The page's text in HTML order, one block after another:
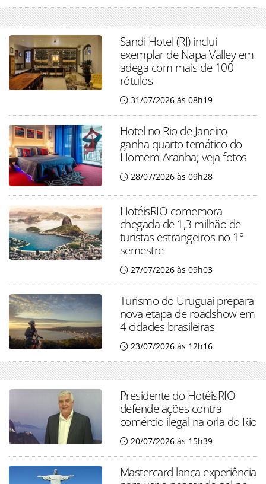
Sandi Hotel (RJ) inclui
exemplar de Napa Valley em
adega com mais de 100
rótulos
31/07/2026 às 08h19
Hotel no Rio de Janeiro
ganha quarto temático do
Homem-Aranha; veja fotos
28/07/2026 às 09h28
HotéisRIO comemora
chegada de 1,3 milhão de
turistas estrangeiros no 1°
semestre
27/07/2026 às 09h03
Turismo do Uruguai prepara
nova etapa de roadshow em
4 cidades brasileiras
23/07/2026 às 12h16
Presidente do HotéisRIO
defende ações contra
comércio ilegal na orla do Rio
20/07/2026 às 15h39
Mastercard lança experiência